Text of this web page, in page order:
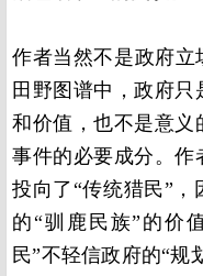
作者当然不是政府立
田野图谱中，政府
和价值，也不是意义
事件的必要成分。作
投向了“传统猎民”
的“驯鹿民族”的价
民”不轻信政府的“规